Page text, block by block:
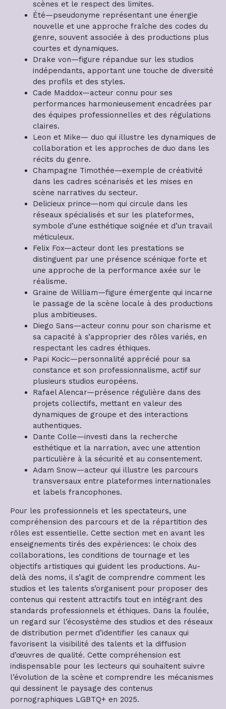
scènes et le respect des limites.
Été—pseudonyme représentant une énergie
nouvelle et une approche fraîche des codes du
genre, souvent associée à des productions plus
courtes et dynamiques.
Drake von—figure répandue sur les studios
indépendants, apportant une touche de diversité
des profils et des styles.
Cade Maddox—acteur connu pour ses
performances harmonieusement encadrées par
des équipes professionnelles et des régulations
claires.
Leon et Mike— duo qui illustre les dynamiques de
collaboration et les approches de duo dans les
récits du genre.
Champagne Timothée—exemple de créativité
dans les cadres scénarisés et les mises en
scène narratives du secteur.
Delicieux prince—nom qui circule dans les
réseaux spécialisés et sur les plateformes,
symbole d’une esthétique soignée et d’un travail
méticuleux.
Felix Fox—acteur dont les prestations se
distinguent par une présence scénique forte et
une approche de la performance axée sur le
réalisme.
Graine de William—figure émergente qui incarne
le passage de la scène locale à des productions
plus ambitieuses.
Diego Sans—acteur connu pour son charisme et
sa capacité à s’approprier des rôles variés, en
respectant les cadres éthiques.
Papi Kocic—personnalité apprécié pour sa
constance et son professionnalisme, actif sur
plusieurs studios européens.
Rafael Alencar—présence régulière dans des
projets collectifs, mettant en valeur des
dynamiques de groupe et des interactions
authentiques.
Dante Colle—investi dans la recherche
esthétique et la narration, avec une attention
particulière à la sécurité et au consentement.
Adam Snow—acteur qui illustre les parcours
transversaux entre plateformes internationales
et labels francophones.
Pour les professionnels et les spectateurs, une
compréhension des parcours et de la répartition des
rôles est essentielle. Cette section met en avant les
enseignements tirés des expériences: le choix des
collaborations, les conditions de tournage et les
objectifs artistiques qui guident les productions. Au-
delà des noms, il s’agit de comprendre comment les
studios et les talents s’organisent pour proposer des
contenus qui restent attractifs tout en intégrant des
standards professionnels et éthiques. Dans la foulée,
un regard sur l’écosystème des studios et des réseaux
de distribution permet d’identifier les canaux qui
favorisent la visibilité des talents et la diffusion
d’œuvres de qualité. Cette compréhension est
indispensable pour les lecteurs qui souhaitent suivre
l’évolution de la scène et comprendre les mécanismes
qui dessinent le paysage des contenus
pornographiques LGBTQ+ en 2025.